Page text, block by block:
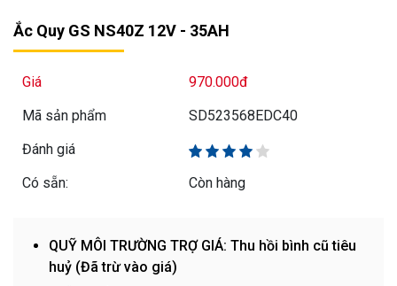
Ắc Quy GS NS40Z 12V - 35AH
Giá
970.000đ
Mã sản phẩm
SD523568EDC40
Đánh giá
Có sẵn:
Còn hàng
QUỸ MÔI TRƯỜNG TRỢ GIÁ: Thu hồi bình cũ tiêu
huỷ (Đã trừ vào giá)